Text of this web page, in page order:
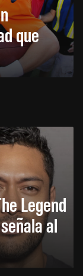
que
Legend
al